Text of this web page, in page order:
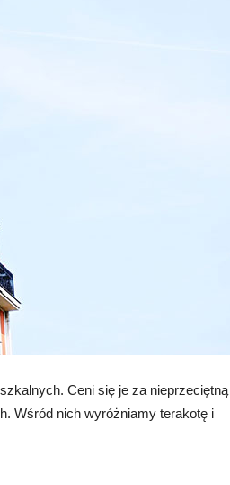
Ceni się je za nieprzeciętną
Wśród nich wyróżniamy terakotę i